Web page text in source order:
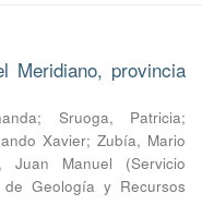
Meridiano, provincia
; Sruoga, Patricia;
Xavier;Zubía, Mario
Juan Manuel (Servicio
Geología y Recursos